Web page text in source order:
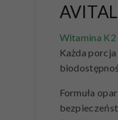
Witamina
Każda
Formuła